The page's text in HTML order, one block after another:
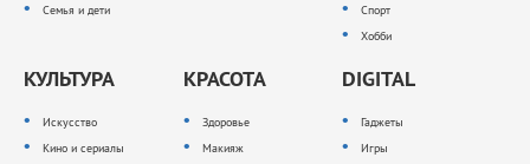
Семья и дети
Спорт
Хобби
КУЛЬТУРА
Искусство
Кино и сериалы
КРАСОТА
Здоровье
Макияж
DIGITAL
Гаджеты
Игры